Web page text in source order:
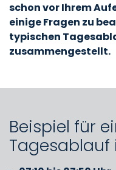
schon vor Ihrem
einige Fragen zu
typischen
zusammengestellt.
Beispiel für
Tagesablauf